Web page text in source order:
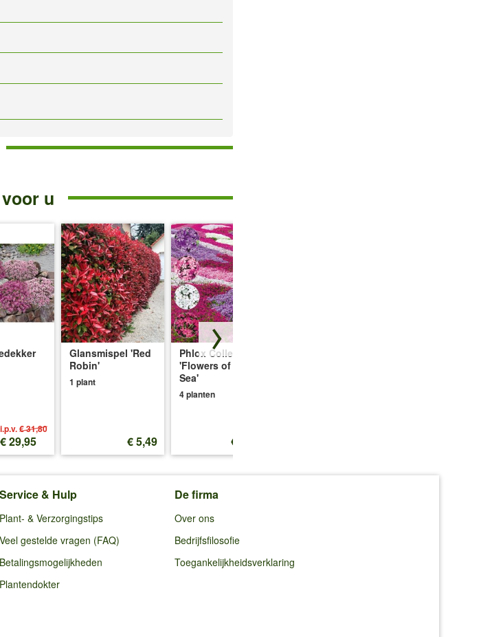
u
i.p.v.€ 31,80
€ 29,95
Glansmispel 'Red
Robin'
1 plant
€ 5,49
Phlox Collectie
'Flowers of the
Sea'
4 planten
€ 13,25
Service & Hulp
Plant- & Verzorgingstips
Veel gestelde vragen (FAQ)
Betalingsmogelijkheden
Plantendokter
De firma
Over ons
Bedrijfsfilosofie
Toegankelijkheidsverklaring